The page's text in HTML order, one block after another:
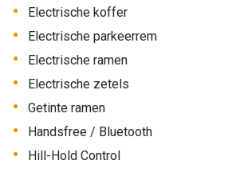
• Electrische koffer
• Electrische parkeerrem
• Electrische ramen
• Electrische zetels
• Getinte ramen
• Handsfree / Bluetooth
• Hill-Hold Control